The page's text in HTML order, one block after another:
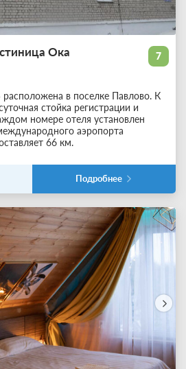
7
Ока
в поселке Павлово. К
стойка регистрации и
номере отеля установлен
аэропорта
66 км.
Подробнее